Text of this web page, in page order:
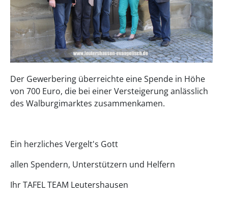
Der Gewerbering überreichte eine Spende in Höhe
von 700 Euro, die bei einer Versteigerung anlässlich
des Walburgimarktes zusammenkamen.
Ein herzliches Vergelt's Gott
allen Spendern, Unterstützern und Helfern
Ihr TAFEL TEAM Leutershausen